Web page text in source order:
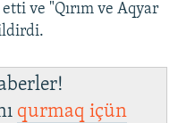
ve "Qırım ve Aqyar
qurmaq içün